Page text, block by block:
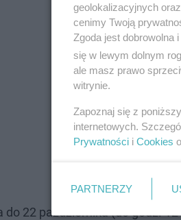
do 22 października (do godz.
geolokalizacyjnych
cenimy Twoją
Zgoda jest
się w lewym dolnym
ale masz prawo
witrynie.
Zapoznaj się z
internetowych.
Prywatności i Cookies
PARTNERZY